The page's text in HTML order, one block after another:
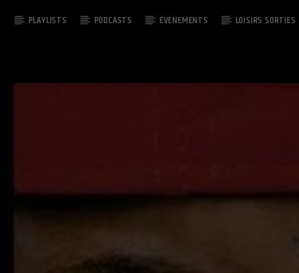
PLAYLISTS PODCASTS ÉVÈNEMENTS LOISIRS SORTIES